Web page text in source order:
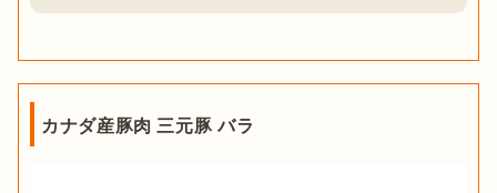
カナダ産豚肉 三元豚 バラ